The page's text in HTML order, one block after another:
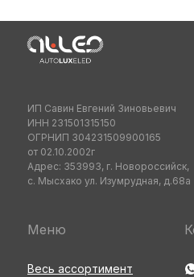
ИП Савин Евгений Зиновьевич
ИНН 231501315150
ОГРНИП 304231509900165
от 02.10.2002г
Адрес: 353993, г. Новороссийск,
с. Мысхако ул. Изумрудная, д.68а
Меню
Весь ассортимент